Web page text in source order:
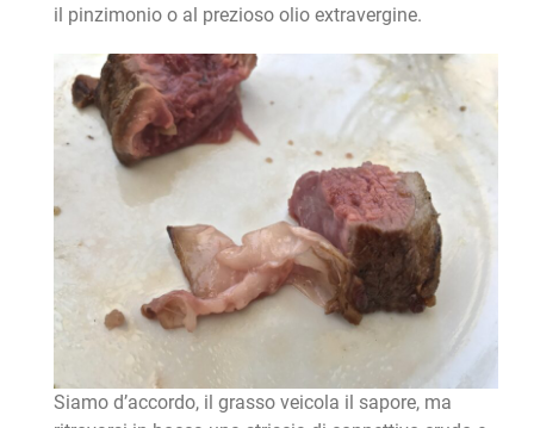
il pinzimonio o al prezioso olio extravergine.
Siamo d’accordo, il grasso veicola il sapore, ma